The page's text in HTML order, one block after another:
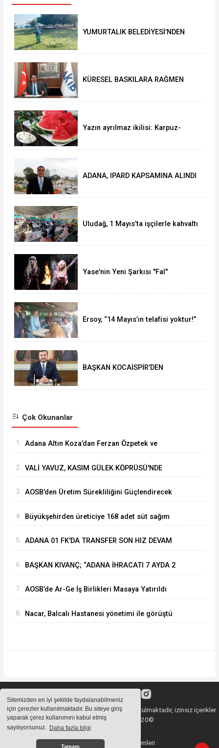
Sitemizden en iyi şekilde faydalanabilmeniz
için çerezler kullanılmaktadır. Bu siteye giriş
yaparak çerez kullanımını kabul etmiş
sayılıyorsunuz. Daha fazla bilgi
Tamam
YUMURTALIK BELEDİYESİ’NDEN
KÜRESEL BASKILARA RAĞMEN
Yazın ayrılmaz ikilisi: Karpuz-
ADANA, IPARD KAPSAMINA ALINDI
Uludağ, 1 Mayıs’ta işçilerle kahvaltı
Yase'nin Yeni Şarkısı "Fal"
Ersoy, “14 Mayıs’ın telafisi yoktur!”
BAŞKAN KOCAİSPİR’DEN
Çok Okunanlar
1. Adana Altın Koza’dan Ferzan Özpetek ve
2. VALİ YAVUZ, KASIM GÜLEK KÖPRÜSÜ'NDE
3. ⁠AOSB’den Üretim Sürekliliğini Güçlendirecek
4. Büyükşehirden üreticiye 168 adet süt sağım
5. ADANA 01 FK'DA TRANSFER SON HIZ DEVAM
6. BAŞKAN KIVANÇ; “ADANA İHRACATI 7 AYDA 2
7. AOSB’de Ar-Ge İş Birlikleri Masaya Yatırıldı
8. Nacar, Balcalı Hastanesi yönetimi ile görüştü
Sitemizde bulunan içeriklerin tüm hakları saklı tutulmaktadır, izinsiz içerikler
kullanılamaz. Copyright 2020©
Haber Yazılımı: Haber Sistemleri